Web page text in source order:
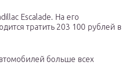
Escalade. На его
тратить 203 100 рублей в
больше всех